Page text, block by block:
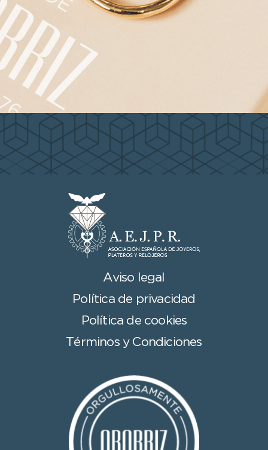
Aviso legal
Política de privacidad
Política de cookies
Términos y Condiciones